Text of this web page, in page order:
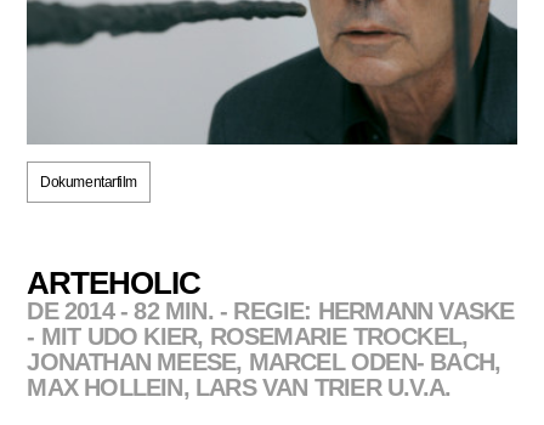
Dokumentarfilm
ARTEHOLIC
DE 2014 - 82 MIN. - REGIE: HERMANN VASKE
- MIT UDO KIER, ROSEMARIE TROCKEL,
JONATHAN MEESE, MARCEL ODEN- BACH,
MAX HOLLEIN, LARS VAN TRIER U.V.A.